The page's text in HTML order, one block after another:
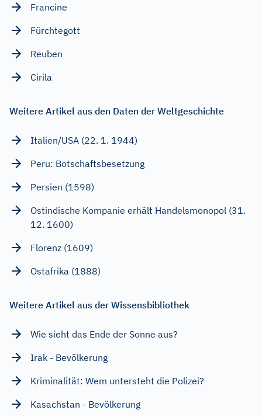
Francine
Fürchtegott
Reuben
Cirila
Weitere Artikel aus den Daten der Weltgeschichte
Italien/USA (22. 1. 1944)
Peru: Botschaftsbesetzung
Persien (1598)
Ostindische Kompanie erhält Handelsmonopol (31.
12. 1600)
Florenz (1609)
Ostafrika (1888)
Weitere Artikel aus der Wissensbibliothek
Wie sieht das Ende der Sonne aus?
Irak - Bevölkerung
Kriminalität: Wem untersteht die Polizei?
Kasachstan - Bevölkerung